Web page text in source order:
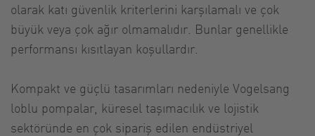
olarak katı güvenlik kriterlerini karşılamalı ve çok
büyük veya çok ağır olmamalıdır. Bunlar genellikle
performansı kısıtlayan koşullardır.
Kompakt ve güçlü tasarımları nedeniyle Vogelsang
loblu pompalar, küresel taşımacılık ve lojistik
sektöründe en çok sipariş edilen endüstriyel